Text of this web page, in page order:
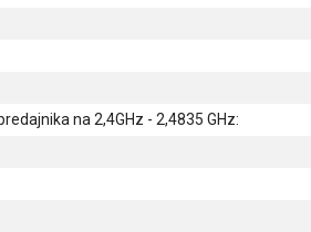
na 2,4GHz - 2,4835 GHz: